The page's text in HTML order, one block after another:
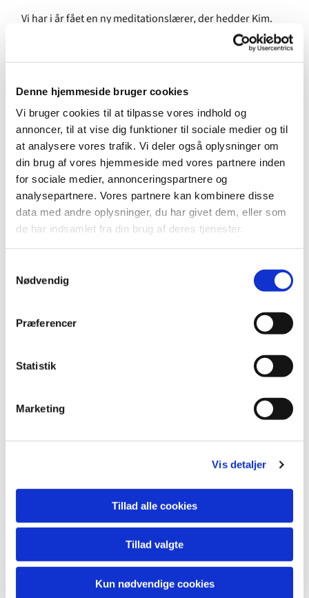
Denne hjemmeside bruger cookies
Vi bruger cookies til at tilpasse vores indhold og
annoncer, til at vise dig funktioner til sociale medier og til
at analysere vores trafik. Vi deler også oplysninger om
din brug af vores hjemmeside med vores partnere inden
for sociale medier, annonceringspartnere og
analysepartnere. Vores partnere kan kombinere disse
data med andre oplysninger, du har givet dem, eller som
de har indsamlet fra din brug af deres tjenester.
Nødvendig
Præferencer
Statistik
Marketing
Vis detaljer
Tillad alle cookies
Tillad valgte
Kun nødvendige cookies
Vi har i år fået en ny meditationslærer, der hedder Kim.
Kim vil lære os simpel hverdagsmeditation med enkle
meditationsøvelser og vejrtrækningsøvelser, som vi også
Vi mødes til meditation hver mandag kl. 17.30-18.30 i
Ølsemagle Sognegård.
OBS! Hold øje med hjemmesiden for eventuelle
aflysninger.
Du vil måske også kunne lide...